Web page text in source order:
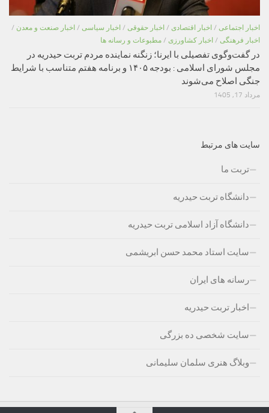
اخبار اجتماعی / اخبار اقتصادی / اخبار حقوقی / اخبار سیاسی / اخبار صنعت و معدن /
اخبار فرهنگی / اخبار کشاورزی / مطبوعات و رسانه ها
در گفت‌وگوی تفصیلی با ایرنا؛ زنگنه نماینده مردم تربت حیدریه در
مجلس شورای اسلامی : بودجه ۱۴۰۵ و برنامه هفتم متناسب با شرایط
جنگی اصلاح می‌شوند
مرداد 17, 1405
سایت های مرتبط
تربت ما
دانشگاه تربت حیدریه
دانشگاه آزاد اسلامی تربت حیدریه
سایت استاد محمد حسن ابریشمی
رسانه های ایران
اخبار تربت حیدریه
سایت شخصی ده بزرگی
وبلاگ هنری سلمان سلیمانی